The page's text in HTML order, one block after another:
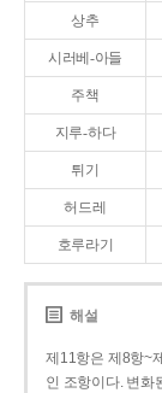
상추
시러베-아들
주책
지루-하다
튀기
허드레
호루라기
해설
제11항은 제8항~
인 조항이다. 변화